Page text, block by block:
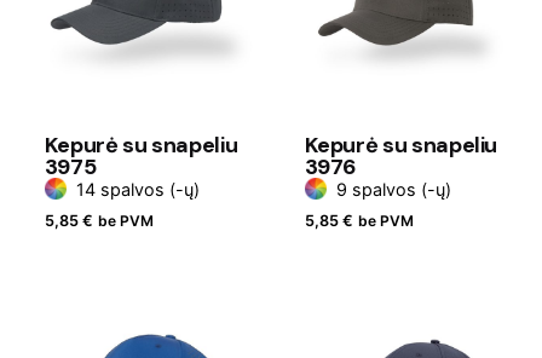
Kepurė su snapeliu
3975
14 spalvos (-ų)
5,85 € be PVM
Kepurė su snapeliu
3976
9 spalvos (-ų)
5,85 € be PVM